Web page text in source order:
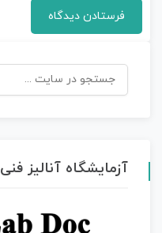
جستجو
برای:
آزمایشگاه آنالیز فنی